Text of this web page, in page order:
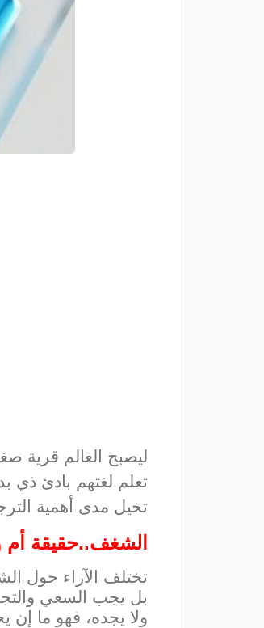
ليصبح العالم قرية
تعلم لغتهم بادئ ذي
تخيل مدى أهمية
الشغف..حقيقة
تختلف الآراء حول
بل يجب السعي
ولا يجده، فهو ما